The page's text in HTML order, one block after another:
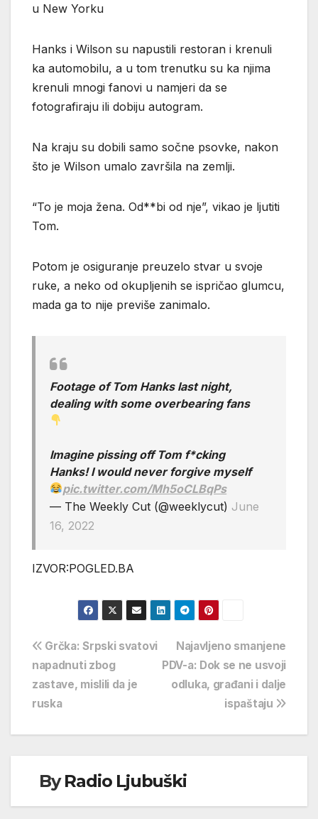
u New Yorku
Hanks i Wilson su napustili restoran i krenuli
ka automobilu, a u tom trenutku su ka njima
krenuli mnogi fanovi u namjeri da se
fotografiraju ili dobiju autogram.
Na kraju su dobili samo sočne psovke, nakon
što je Wilson umalo završila na zemlji.
“To je moja žena. Od**bi od nje”, vikao je ljutiti
Tom.
Potom je osiguranje preuzelo stvar u svoje
ruke, a neko od okupljenih se ispričao glumcu,
mada ga to nije previše zanimalo.
Footage of Tom Hanks last night,
dealing with some overbearing fans
Imagine pissing off Tom f*cking
Hanks! I would never forgive myself
pic.twitter.com/Mh5oCLBqPs
— The Weekly Cut (@weeklycut) June
16, 2022
IZVOR:POGLED.BA
Navigacija
objava
Najavljeno smanjene
PDV-a: Dok se ne usvoji
odluka, građani i dalje
ispaštaju
Grčka: Srpski svatovi
napadnuti zbog
zastave, mislili da je
ruska
ByRadio Ljubuški